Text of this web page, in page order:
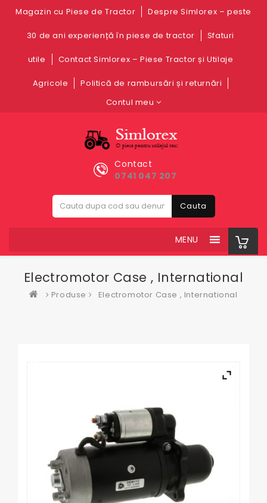
Magazin cu Piese de Tractor Despre Simlorex – peste
30 de ani experiență în piese de tractor Sfaturi
utile Contact Simlorex – Piese Tractor și Utilaje
Agricole
Politică de rambursări și returnări
Contul meu
Contact
0741 047 207
Cauta
MENU
Electromotor Case , International
Produse Electromotor Case , International